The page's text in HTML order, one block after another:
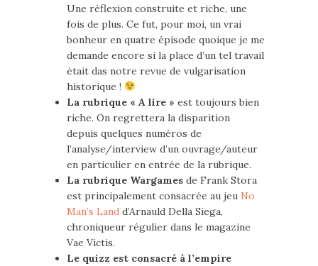
Une réflexion construite et riche, une
fois de plus. Ce fut, pour moi, un vrai
bonheur en quatre épisode quoique je me
demande encore si la place d’un tel travail
était das notre revue de vulgarisation
historique !
La rubrique « A lire » est toujours bien
riche. On regrettera la disparition
depuis quelques numéros de
l’analyse/interview d’un ouvrage/auteur
en particulier en entrée de la rubrique.
La rubrique Wargames de Frank Stora
est principalement consacrée au jeu No
Man’s Land d’Arnauld Della Siega,
chroniqueur régulier dans le magazine
Vae Victis.
Le quizz est consacré à l’empire